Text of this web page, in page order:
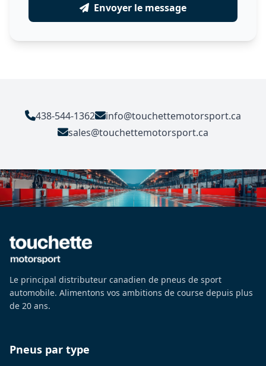
Envoyer le message
438-544-1362
info@touchettemotorsport.ca
sales@touchettemotorsport.ca
Le principal distributeur canadien de pneus de sport
automobile. Alimentons vos ambitions de course depuis plus
de 20 ans.
Pneus par type